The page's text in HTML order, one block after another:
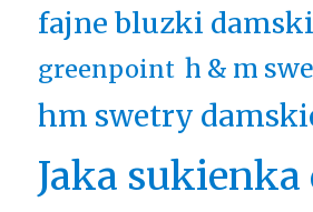
fajne bluzki
greenpoint h & m
hm swetry
Jaka sukienka